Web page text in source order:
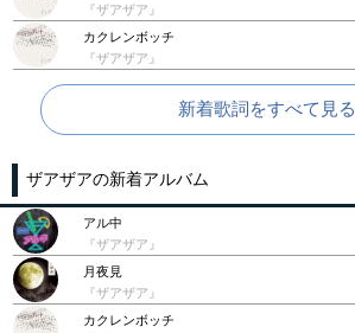
『ザアザア』
カクレンボッチ
『ザアザア』
新着歌詞をすべて見る
ザアザアの新着アルバム
アル中
『ザアザア』
月夜見
『ザアザア』
カクレンボッチ